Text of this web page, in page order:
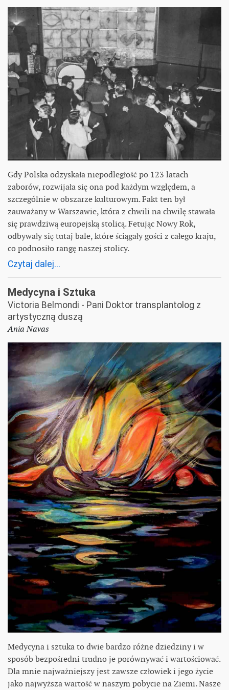
Gdy Polska odzyskała niepodległość po 123 latach
zaborów, rozwijała się ona pod każdym względem, a
szczególnie w obszarze kulturowym. Fakt ten był
zauważany w Warszawie, która z chwili na chwilę stawała
się prawdziwą europejską stolicą. Fetując Nowy Rok,
odbywały się tutaj bale, które ściągały gości z całego kraju,
co podnosiło rangę naszej stolicy.
Czytaj dalej...
Medycyna i Sztuka
Victoria Belmondi - Pani Doktor transplantolog z
artystyczną duszą
Ania Navas
Medycyna i sztuka to dwie bardzo różne dziedziny i w
sposób bezpośredni trudno je porównywać i wartościować.
Dla mnie najważniejszy jest zawsze człowiek i jego życie
jako najwyższa wartość w naszym pobycie na Ziemi. Nasze